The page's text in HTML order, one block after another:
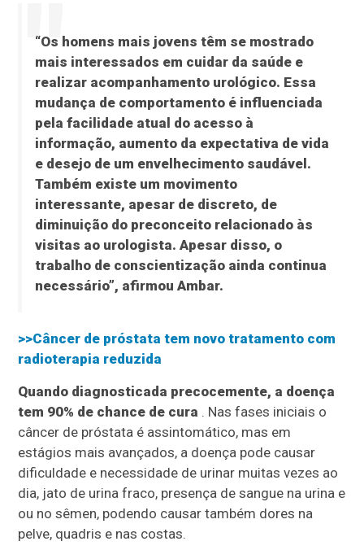
“Os homens mais jovens têm se mostrado
mais interessados em cuidar da saúde e
realizar acompanhamento urológico. Essa
mudança de comportamento é influenciada
pela facilidade atual do acesso à
informação, aumento da expectativa de vida
e desejo de um envelhecimento saudável.
Também existe um movimento
interessante, apesar de discreto, de
diminuição do preconceito relacionado às
visitas ao urologista. Apesar disso, o
trabalho de conscientização ainda continua
necessário”, afirmou Ambar.
>>Câncer de próstata tem novo tratamento com
radioterapia reduzida
Quando diagnosticada precocemente, a doença
tem 90% de chance de cura . Nas fases iniciais o
câncer de próstata é assintomático, mas em
estágios mais avançados, a doença pode causar
dificuldade e necessidade de urinar muitas vezes ao
dia, jato de urina fraco, presença de sangue na urina e
ou no sêmen, podendo causar também dores na
pelve, quadris e nas costas.